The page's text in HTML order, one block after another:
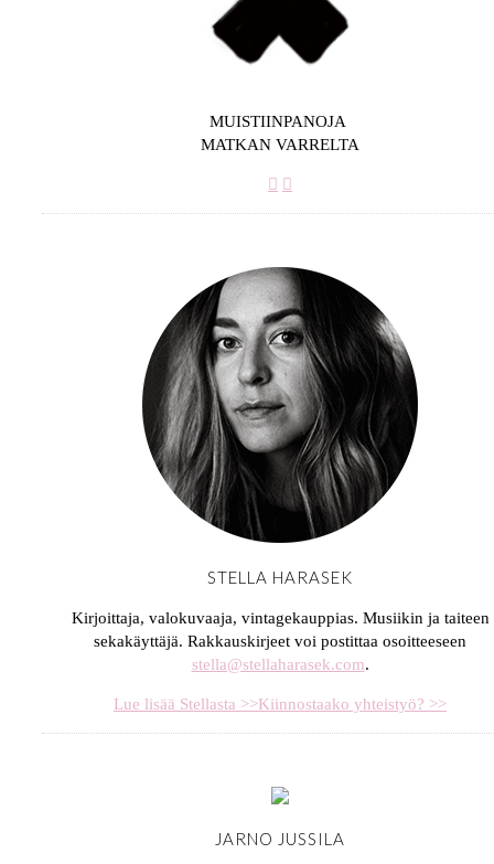
MUISTIINPANOJA
MATKAN VARRELTA
STELLA HARASEK
Kirjoittaja, valokuvaaja, vintagekauppias. Musiikin ja taiteen
sekakäyttäjä. Rakkauskirjeet voi postittaa osoitteeseen
stella@stellaharasek.com.
Lue lisää Stellasta >>Kiinnostaako yhteistyö? >>
JARNO JUSSILA